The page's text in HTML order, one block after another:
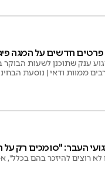
חדשים על המגה
ענק שתוכנן לשעות הבוקר
ממוות ודאי | נוסעת
העבר: "סומכים רק
לא רוצים להיזכר בהם